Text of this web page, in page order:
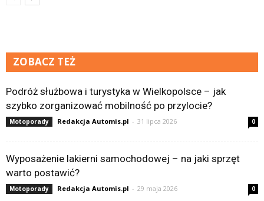
ZOBACZ TEŻ
Podróż służbowa i turystyka w Wielkopolsce – jak
szybko zorganizować mobilność po przylocie?
Motoporady Redakcja Automis.pl - 31 lipca 2026 0
Wyposażenie lakierni samochodowej – na jaki sprzęt
warto postawić?
Motoporady Redakcja Automis.pl - 29 maja 2026 0